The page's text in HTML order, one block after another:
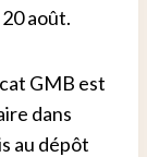
août.
GMB est
dans
au dépôt